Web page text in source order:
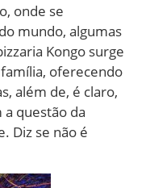
onde se
mundo, algumas
Kongo surge
oferecendo
além de, é claro,
questão da
Diz se não é